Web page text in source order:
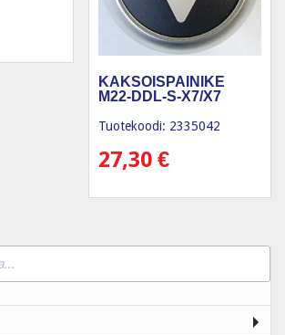
KAKSOISPAINIKE
M22-DDL-S-X7/X7
Tuotekoodi: 2335042
27,30€